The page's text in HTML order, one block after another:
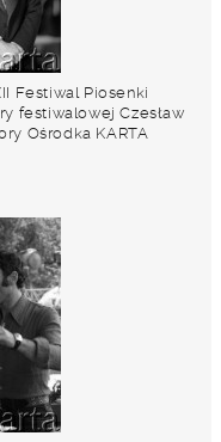
Festiwal Piosenki
festiwalowej Czesław
Ośrodka KARTA